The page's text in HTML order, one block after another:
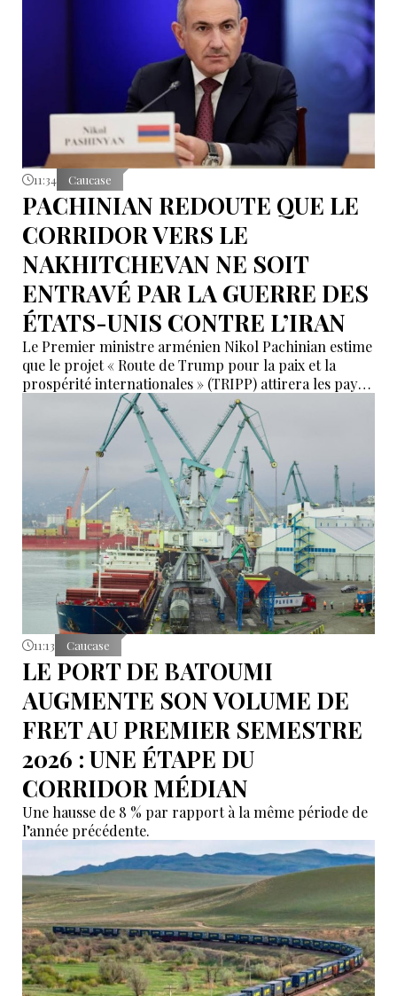
11:34 Caucase
PACHINIAN REDOUTE QUE LE
CORRIDOR VERS LE
NAKHITCHEVAN NE SOIT
ENTRAVÉ PAR LA GUERRE DES
ÉTATS-UNIS CONTRE L’IRAN
Le Premier ministre arménien Nikol Pachinian estime
que le projet « Route de Trump pour la paix et la
prospérité internationales » (TRIPP) attirera les pays
de la région, mais il a également déclaré que
l’instabilité régionale pourrait entraver sa mise en
11:13 Caucase
LE PORT DE BATOUMI
AUGMENTE SON VOLUME DE
FRET AU PREMIER SEMESTRE
2026 : UNE ÉTAPE DU
CORRIDOR MÉDIAN
Une hausse de 8 % par rapport à la même période de
l’année précédente.